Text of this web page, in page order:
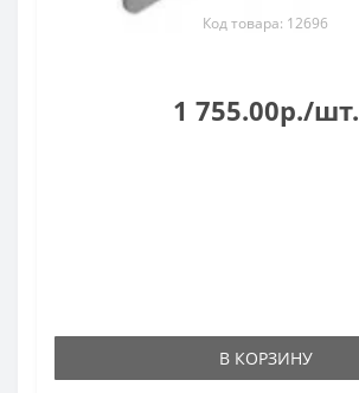
Код товара: 12696
1 755.00р./шт.
В КОРЗИНУ